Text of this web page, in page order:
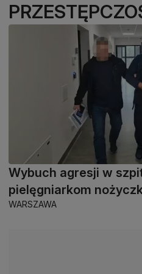
Wybuch agresji w
pielęgniarkom
WARSZAWA